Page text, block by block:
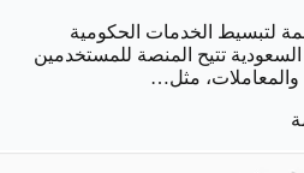
لتبسيط الخدمات الحكومية
تتيح المنصة للمستخدمين
مثل…